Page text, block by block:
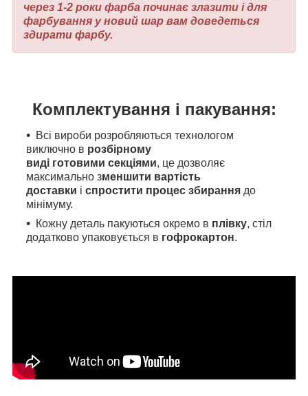
через 1-2 роки фарба починає злазити і для
фарбування у новий шар вам доведеться
здирати фарбу.
Комплектування і пакування:
Всі вироби розробляються технологом
виключно в розбірному
виді готовими секціями, це дозволяє
максимально зменшити вартість
доставки і спростити процес збирання до
мінімуму.
Кожну деталь пакуються окремо в плівку, стіл
додатково упаковується в гофрокартон.